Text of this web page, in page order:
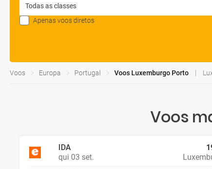
Apenas voos diretos
Voos Europa Portugal Voos Luxemburgo Porto
Voos
IDA
qui 03 set.